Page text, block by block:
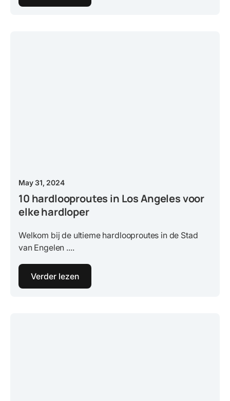
May 31, 2024
10 hardlooproutes in Los Angeles voor
elke hardloper
Welkom bij de ultieme hardlooproutes in de Stad
van Engelen ....
Verder lezen